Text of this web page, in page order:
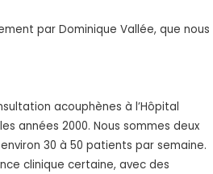
par Dominique Vallée, que nous
acouphènes à l’Hôpital
années 2000. Nous sommes deux
30 à 50 patients par semaine.
clinique certaine, avec des